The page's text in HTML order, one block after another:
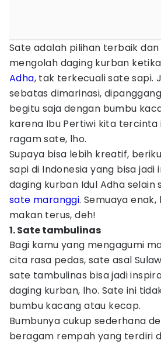
Sate adalah pilihan terbaik
mengolah daging kurban
Adha, tak terkecuali sate sapi.
sebatas dimarinasi,
begitu saja dengan bumbu
karena Ibu Pertiwi kita tercinta
ragam sate, lho.
Supaya bisa lebih kreatif,
sapi di Indonesia yang bisa jadi
daging kurban Idul Adha selain
sate maranggi. Semuaya
makan terus, deh!
1. Sate tambulinas
Bagi kamu yang mengagumi
cita rasa pedas, sate asal
sate tambulinas bisa jadi
daging kurban, lho. Sate ini
bumbu kacang atau kecap.
Bumbunya cukup sederhana
beragam rempah yang terdiri